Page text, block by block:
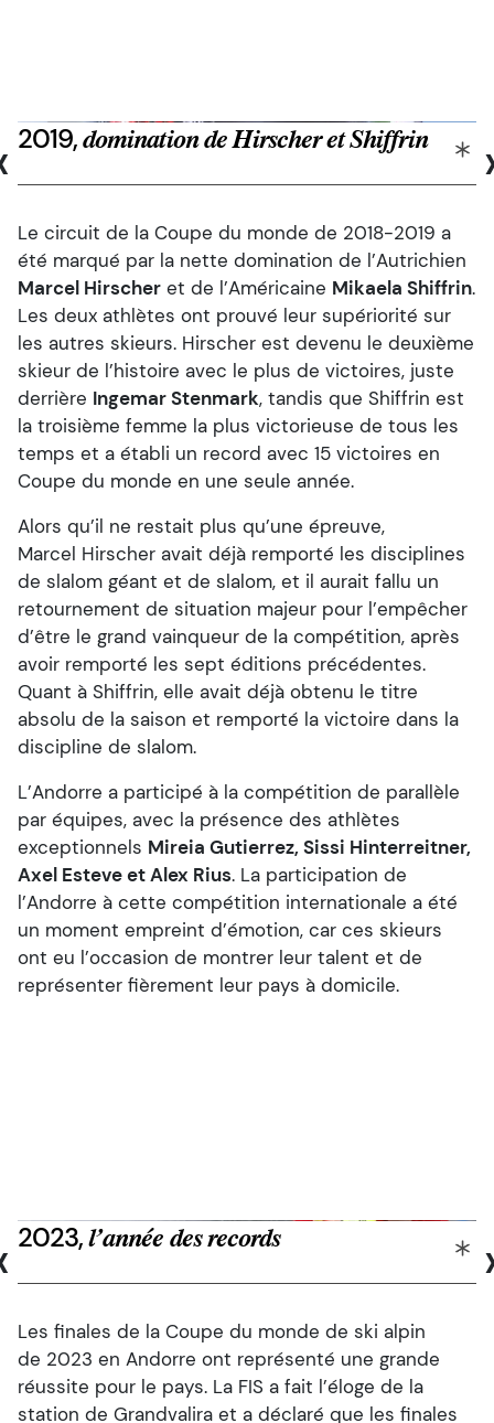
2019,domination de Hirscher et Shiffrin
Le circuit de la Coupe du monde de 2018-2019 a
été marqué par la nette domination de l’Autrichien
Marcel Hirscher et de l’Américaine Mikaela Shiffrin.
Les deux athlètes ont prouvé leur supériorité sur
les autres skieurs. Hirscher est devenu le deuxième
skieur de l’histoire avec le plus de victoires, juste
derrière Ingemar Stenmark, tandis que Shiffrin est
la troisième femme la plus victorieuse de tous les
temps et a établi un record avec 15 victoires en
Coupe du monde en une seule année.
Alors qu’il ne restait plus qu’une épreuve,
Marcel Hirscher avait déjà remporté les disciplines
de slalom géant et de slalom, et il aurait fallu un
retournement de situation majeur pour l’empêcher
d’être le grand vainqueur de la compétition, après
avoir remporté les sept éditions précédentes.
Quant à Shiffrin, elle avait déjà obtenu le titre
absolu de la saison et remporté la victoire dans la
discipline de slalom.
L’Andorre a participé à la compétition de parallèle
par équipes, avec la présence des athlètes
exceptionnels Mireia Gutierrez, Sissi Hinterreitner,
Axel Esteve et Alex Rius. La participation de
l’Andorre à cette compétition internationale a été
un moment empreint d’émotion, car ces skieurs
ont eu l’occasion de montrer leur talent et de
représenter fièrement leur pays à domicile.
2023,l’année des records
Les finales de la Coupe du monde de ski alpin
de 2023 en Andorre ont représenté une grande
réussite pour le pays. La FIS a fait l’éloge de la
station de Grandvalira et a déclaré que les finales